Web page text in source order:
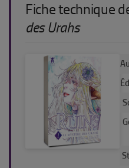
Fiche technique
des Urahs